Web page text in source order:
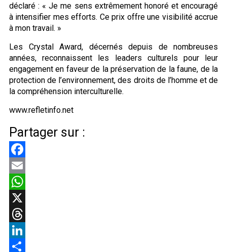
déclaré : « Je me sens extrêmement honoré et encouragé
à intensifier mes efforts. Ce prix offre une visibilité accrue
à mon travail. »
Les Crystal Award, décernés depuis de nombreuses
années, reconnaissent les leaders culturels pour leur
engagement en faveur de la préservation de la faune, de la
protection de l’environnement, des droits de l’homme et de
la compréhension interculturelle.
www.refletinfo.net
Partager sur :
Facebook
Email
WhatsApp
X
Threads
LinkedIn